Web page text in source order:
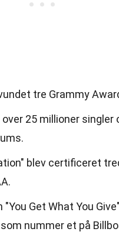
tre Grammy
25 millioner singler
blev certificeret
"You Get What You Give"
nummer et på